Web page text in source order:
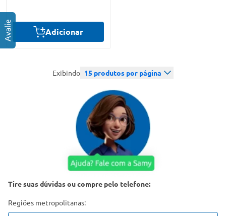
Adicionar
Exibindo 15 produtos por página
Tire suas dúvidas ou compre pelo telefone:
Regiões metropolitanas: